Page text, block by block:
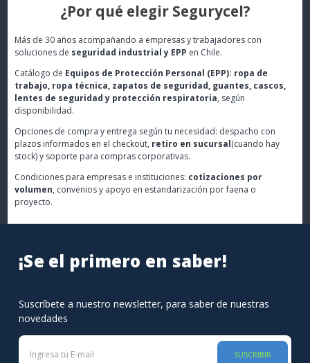
¿Por qué elegir Segurycel?
Más de 30 años acompañando a empresas y trabajadores con
soluciones de seguridad industrial y EPP en Chile.
Catálogo de Equipos de Protección Personal (EPP): ropa de
trabajo, ropa técnica, zapatos de seguridad, guantes, cascos,
lentes de seguridad y protección respiratoria, según
disponibilidad.
Opciones de compra y entrega según tu necesidad: despacho con
plazos informados en el checkout, retiro en sucursal(cuando hay
stock) y soporte para compras corporativas.
Condiciones para empresas e instituciones: cotizaciones por
volumen, convenios y apoyo en estandarización por faena o
proyecto.
¡Se el primero en saber!
Suscríbete a nuestro newsletter, para saber de nuestras
novedades
SUSCRIBIR